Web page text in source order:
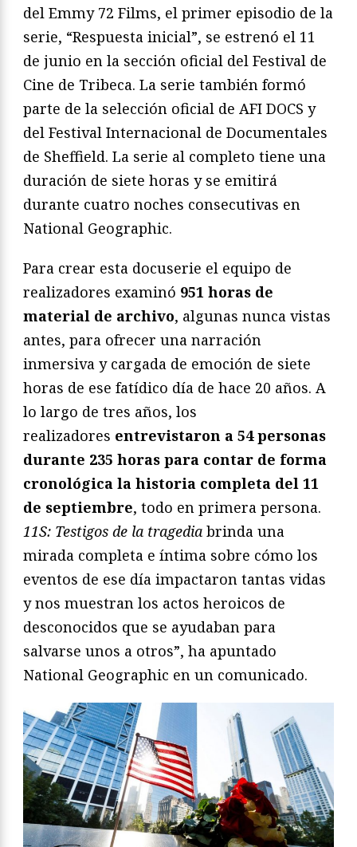
del Emmy 72 Films, el primer episodio de la
serie, “Respuesta inicial”, se estrenó el 11
de junio en la sección oficial del Festival de
Cine de Tribeca. La serie también formó
parte de la selección oficial de AFI DOCS y
del Festival Internacional de Documentales
de Sheffield. La serie al completo tiene una
duración de siete horas y se emitirá
durante cuatro noches consecutivas en
National Geographic.
Para crear esta docuserie el equipo de
realizadores examinó 951 horas de
material de archivo, algunas nunca vistas
antes, para ofrecer una narración
inmersiva y cargada de emoción de siete
horas de ese fatídico día de hace 20 años. A
lo largo de tres años, los
realizadores entrevistaron a 54 personas
durante 235 horas para contar de forma
cronológica la historia completa del 11
de septiembre, todo en primera persona.
11S: Testigos de la tragedia brinda una
mirada completa e íntima sobre cómo los
eventos de ese día impactaron tantas vidas
y nos muestran los actos heroicos de
desconocidos que se ayudaban para
salvarse unos a otros”, ha apuntado
National Geographic en un comunicado.